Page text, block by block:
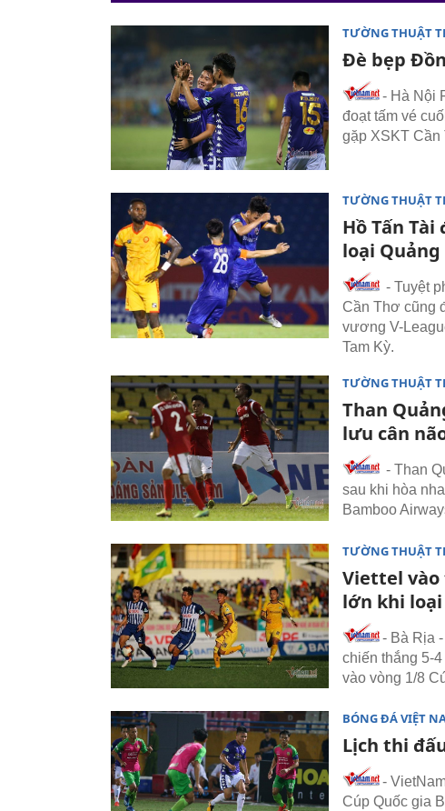
TƯỜNG THUẬT
Đè bẹp
- Hà Nội
đoạt tấm vé
gặp XSKT Cần
TƯỜNG THUẬT
Hồ Tấn
loại
- Tuyệt
Cần Thơ cũng
vương V-
Tam Kỳ.
TƯỜNG THUẬT
Than
lưu cân
- Than
sau khi hòa
Bamboo
TƯỜNG THUẬT
Viettel vào
lớn khi loại
- Bà Rịa
chiến thắng 5-
vào vòng 1/8
BÓNG ĐÁ VIỆT
Lịch thi
-
Cúp Quốc gia